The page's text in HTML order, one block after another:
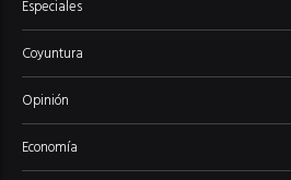
Especiales
Coyuntura
Opinión
Economía